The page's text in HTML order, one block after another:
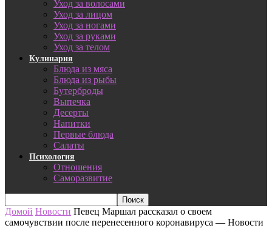
Уход за волосами
Уход за лицом
Уход за ногами
Уход за руками
Уход за телом
Кулинария
Блюда из мяса
Блюда из рыбы
Бутерброды
Выпечка
Десерты
Напитки
Первые блюда
Салаты
Психология
Отношения
Саморазвитие
Домой Новости Певец Маршал рассказал о своем
самочувствии после перенесенного коронавируса — Новости